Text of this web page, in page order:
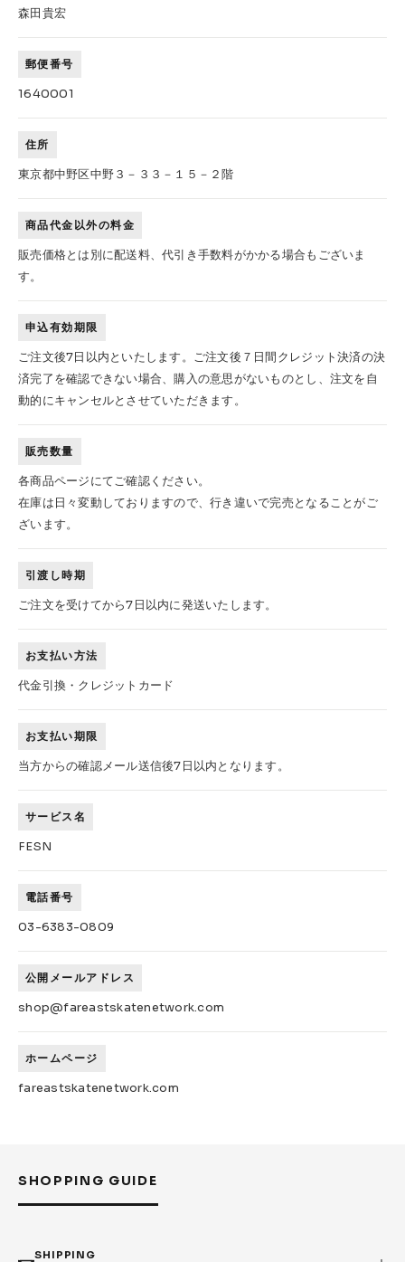
森田貴宏
郵便番号
1640001
住所
東京都中野区中野３－３３－１５－２階
商品代金以外の料金
販売価格とは別に配送料、代引き手数料がかかる場合もございま
す。
申込有効期限
ご注文後7日以内といたします。ご注文後７日間クレジット決済の決
済完了を確認できない場合、購入の意思がないものとし、注文を自
動的にキャンセルとさせていただきます。
販売数量
各商品ページにてご確認ください。
在庫は日々変動しておりますので、行き違いで完売となることがご
ざいます。
引渡し時期
ご注文を受けてから7日以内に発送いたします。
お支払い方法
代金引換・クレジットカード
お支払い期限
当方からの確認メール送信後7日以内となります。
サービス名
FESN
電話番号
03-6383-0809
公開メールアドレス
shop@fareastskatenetwork.com
ホームページ
fareastskatenetwork.com
SHOPPING GUIDE
SHIPPING